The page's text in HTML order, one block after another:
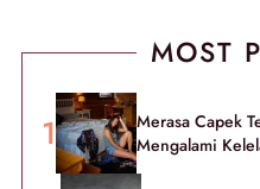
MOST
Merasa Capek
Mengalami